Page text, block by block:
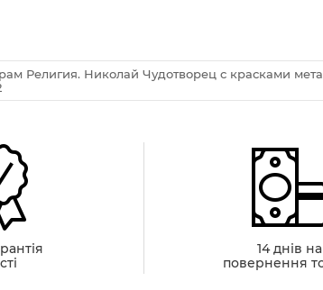
Религия. Николай Чудотворец с красками
14 днів на
повернення